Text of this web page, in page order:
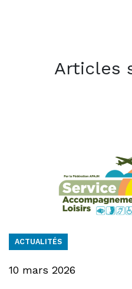
Articles
ACTUALITÉS
10 mars 2026